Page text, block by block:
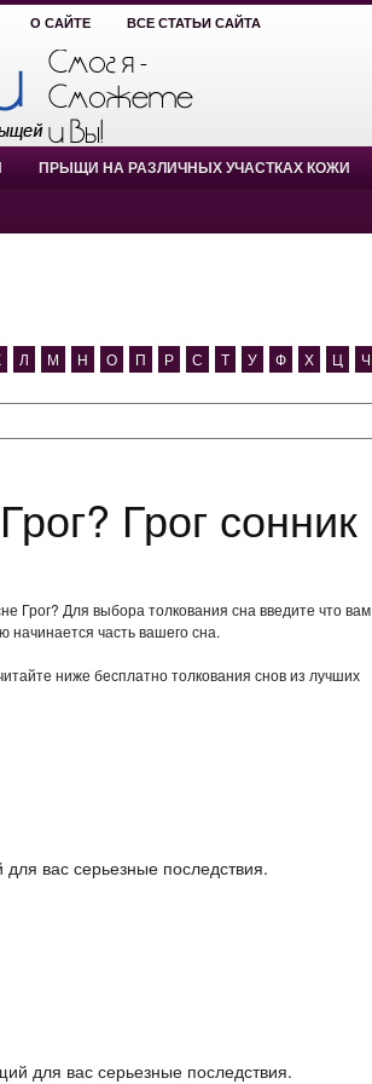
О САЙТЕ ВСЕ СТАТЬИ САЙТА
ПРЫЩИ НА РАЗЛИЧНЫХ УЧАСТКАХ КОЖИ
Л М Н О П Р С Т У Ф Х Ц Ч
Грог сонник
Грог? Для выбора толкования сна введите что вам
начинается часть вашего сна.
ниже бесплатно толкования снов из лучших
вас серьезные последствия.
для вас серьезные последствия.